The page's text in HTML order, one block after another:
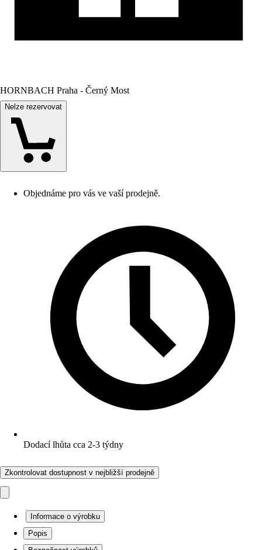
HORNBACH Praha - Černý Most
Nelze rezervovat
Objednáme pro vás ve vaší prodejně.
Dodací lhůta cca 2-3 týdny
Zkontrolovat dostupnost v nejbližší prodejně
Informace o výrobku
Popis